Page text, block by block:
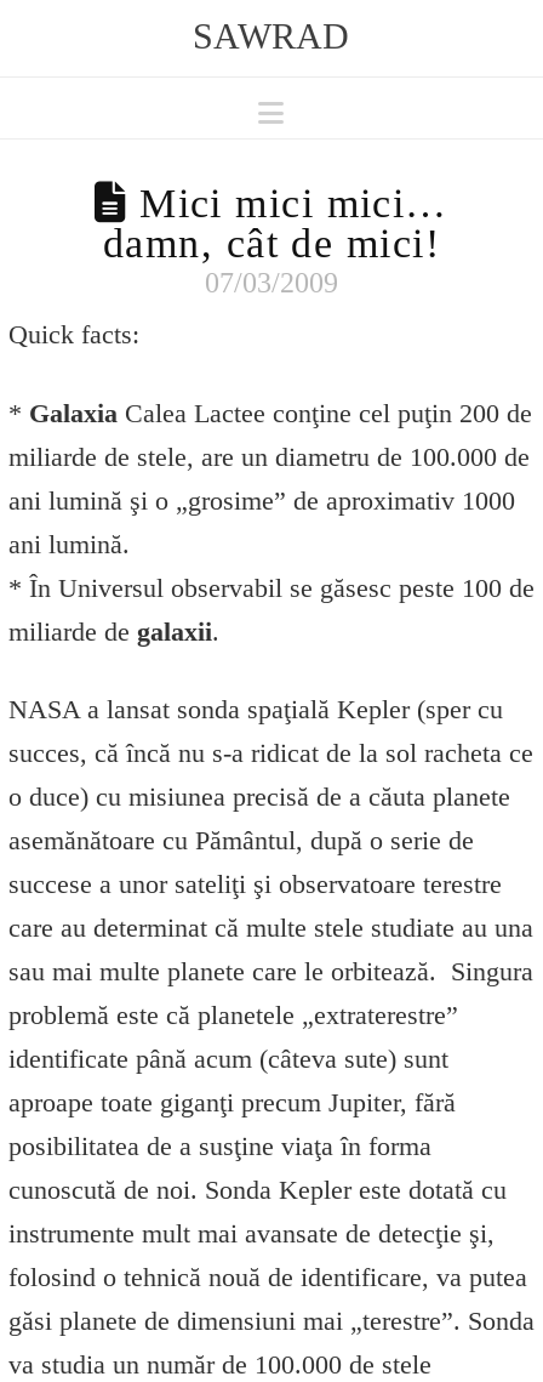
SAWRAD
Navigation
Mici mici mici…
damn, cât de mici!
07/03/2009
Quick facts:
* Galaxia Calea Lactee conţine cel puţin 200 de
miliarde de stele, are un diametru de 100.000 de
ani lumină şi o „grosime” de aproximativ 1000
ani lumină.
* În Universul observabil se găsesc peste 100 de
miliarde de galaxii.
NASA a lansat sonda spaţială Kepler (sper cu
succes, că încă nu s-a ridicat de la sol racheta ce
o duce) cu misiunea precisă de a căuta planete
asemănătoare cu Pământul, după o serie de
succese a unor sateliţi şi observatoare terestre
care au determinat că multe stele studiate au una
sau mai multe planete care le orbitează. Singura
problemă este că planetele „extraterestre”
identificate până acum (câteva sute) sunt
aproape toate giganţi precum Jupiter, fără
posibilitatea de a susţine viaţa în forma
cunoscută de noi. Sonda Kepler este dotată cu
instrumente mult mai avansate de detecţie şi,
folosind o tehnică nouă de identificare, va putea
găsi planete de dimensiuni mai „terestre”. Sonda
va studia un număr de 100.000 de stele